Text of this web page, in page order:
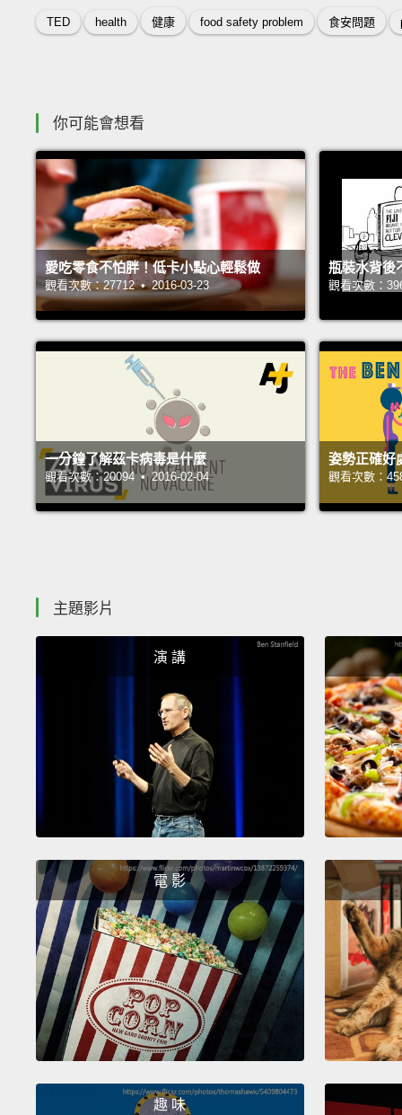
TED health 健康 food safety problem 食安問題
你可能會想看
愛吃零食不怕胖！低卡小點心輕鬆做
觀看次數：27712 • 2016-03-23
瓶裝水背後
觀看次數：
一分鐘了解茲卡病毒是什麼
觀看次數：20094 • 2016-02-04
姿勢正確好
觀看次數：
主題影片
演 講
電 影
趣 味